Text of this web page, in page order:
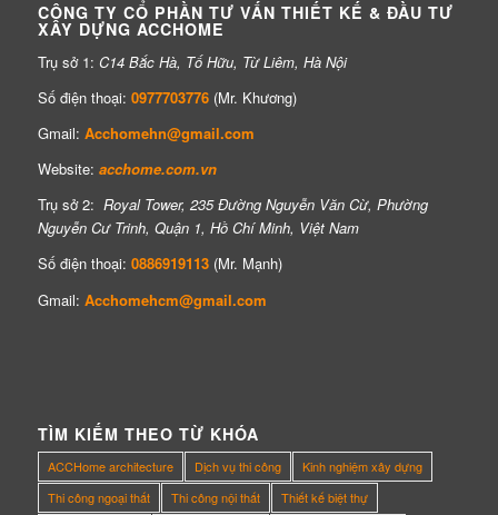
CÔNG TY CỔ PHẦN TƯ VẤN THIẾT KẾ & ĐẦU TƯ
XÂY DỰNG ACCHOME
Trụ sở 1: C14 Bắc Hà, Tố Hữu, Từ Liêm, Hà Nội
Số điện thoại: 0977703776(Mr. Khương)
Gmail: Acchomehn@gmail.com
Website: acchome.com.vn
Trụ sở 2: Royal Tower, 235 Đường Nguyễn Văn Cừ, Phường
Nguyễn Cư Trinh, Quận 1, Hồ Chí Minh, Việt Nam
Số điện thoại: 0886919113(Mr. Mạnh)
Gmail: Acchomehcm@gmail.com
TÌM KIẾM THEO TỪ KHÓA
ACCHome architecture Dịch vụ thi công
Kinh nghiệm xây dựng
Thi công ngoại thất
Thi công nội thất
Thiết kế biệt thự